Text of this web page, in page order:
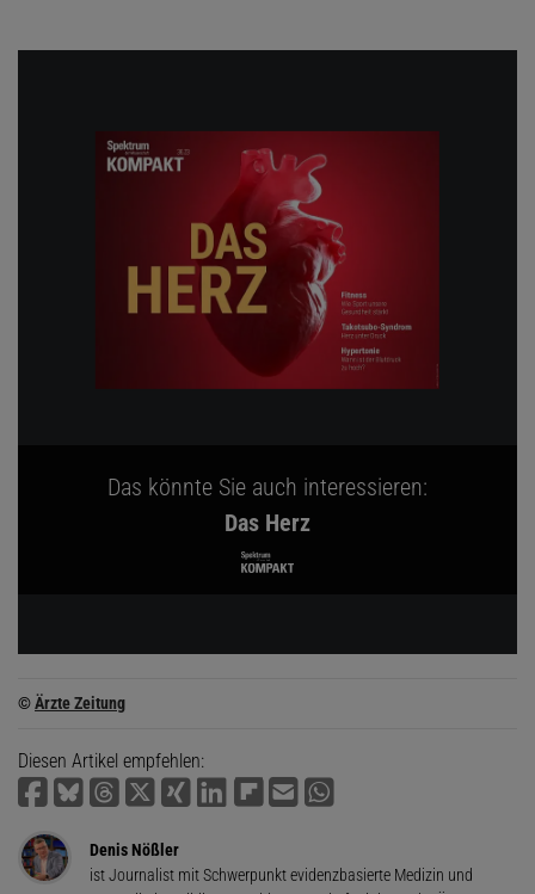
Das könnte Sie auch interessieren:
Das Herz
©Ärzte Zeitung
Diesen Artikel empfehlen:
Denis Nößler
ist Journalist mit Schwerpunkt evidenzbasierte Medizin und